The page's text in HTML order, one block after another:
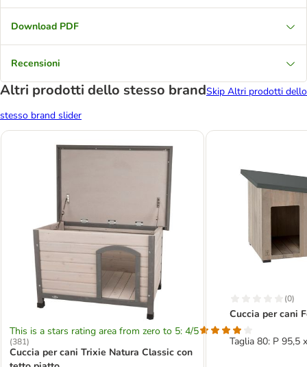
Download PDF
Recensioni
Altri prodotti dello stesso brandSkip Altri prodotti dello
stesso brand slider
This is a stars rating area from zero to 5: 4/5
(381)
Cuccia per cani Trixie Natura Classic con
(0)
Cuccia per cani
Taglia 80: P 95,5